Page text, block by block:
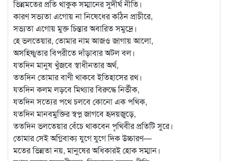
ভিন্নমতের প্রতি থাকুক সম্মানের সুদীর্ঘ নীতি।
কারণ সভ্যতা এগোয় না নিষেধের কঠিন প্রাচীরে,
সভ্যতা এগোয় মুক্ত চিন্তার অবারিত সমুদ্রে।
হে ভলতেয়ার, তোমার নাম আজও জাগায় আলো,
অসহিষ্ণুতার বিপরীতে দাঁড়াবার অটল বল।
যতদিন মানুষ খুঁজবে স্বাধীনতার অর্থ,
ততদিন তোমার বাণী থাকবে ইতিহাসের রথ।
যতদিন কলম লড়বে মিথ্যার বিরুদ্ধে নির্ভীক,
যতদিন সত্যের পথে চলবে কোনো এক পথিক,
যতদিন মানবমুক্তির স্বপ্ন জাগবে হৃদয়জুড়ে,
ততদিন ভলতেয়ার বেঁচে থাকবেন পৃথিবীর প্রতিটি সুরে।
তোমার সেই অগ্নিবাক্য যুগে যুগে দিক উচ্চারণ—
মতের ভিন্নতা নয়, মানুষের অধিকারই হোক সম্মান।